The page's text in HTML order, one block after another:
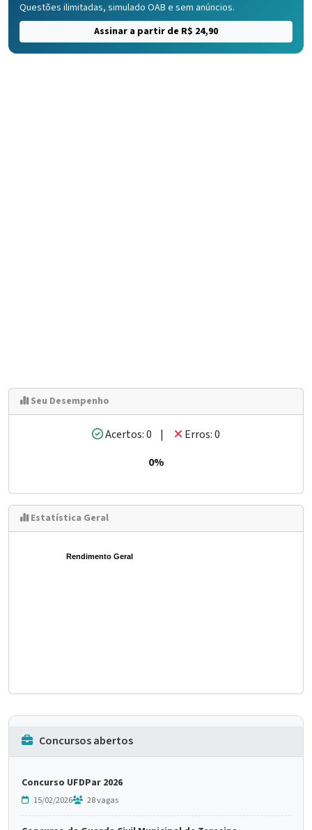
Questões ilimitadas, simulado OAB e sem anúncios.
Assinar a partir de R$ 24,90
Seu Desempenho
Acertos: 0 |
Erros: 0
0%
Estatística Geral
Rendimento Geral
Concursos abertos
Concurso UFDPar 2026
15/02/2026 28 vagas